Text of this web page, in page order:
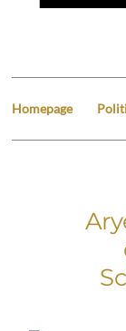
Homepage